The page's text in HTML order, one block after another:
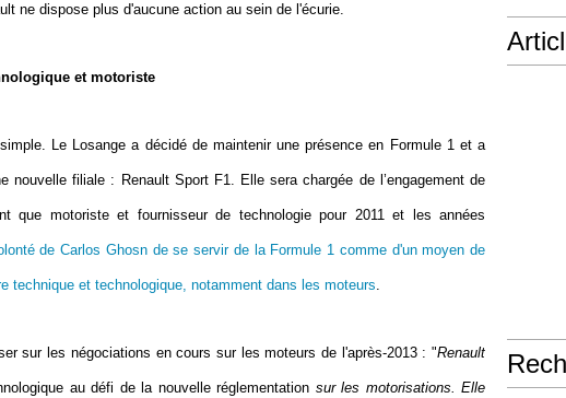
ne dispose plus d'aucune action au sein de l'écurie.
et motoriste
Le Losange a décidé de maintenir une présence en Formule 1 et a
nouvelle filiale : Renault Sport F1. Elle sera chargée de l’engagement de
que motoriste et fournisseur de technologie pour 2011 et les années
de Carlos Ghosn de se servir de la Formule 1 comme d'un moyen de
technique et technologique, notamment dans les moteurs.
sur les négociations en cours sur les moteurs de l'après-2013 : "Renault
au défi de la nouvelle réglementation sur les motorisations. Elle